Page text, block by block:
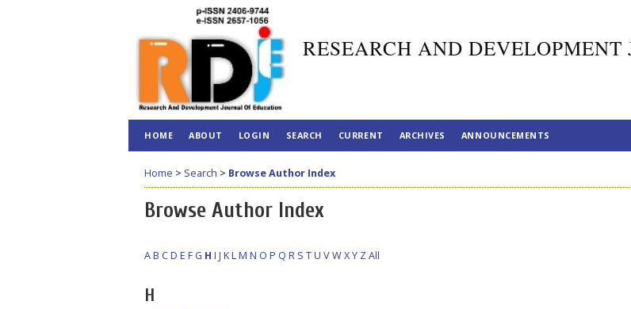
RESEARCH AND
HOME ABOUT LOGIN SEARCH CURRENT ARCHIVES ANNOUNCEMENTS
Home > Search > Browse Author Index
Browse Author Index
AB CD E F G H I J KLM N O P Q R S TU VWXY Z All
H